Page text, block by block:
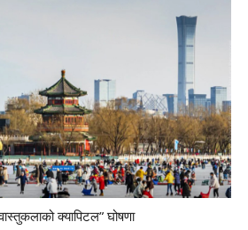
क्यापिटल” घोषणा